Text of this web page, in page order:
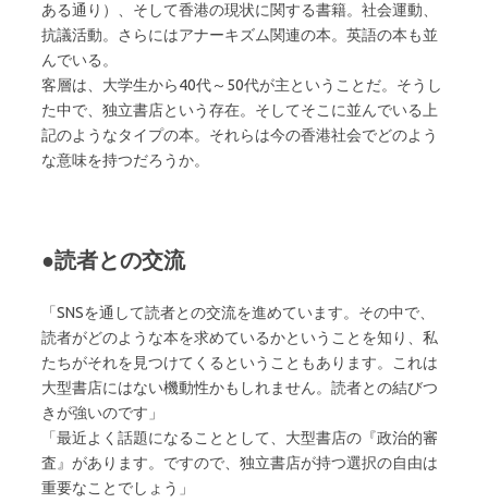
ある通り）、そして香港の現状に関する書籍。社会運動、
抗議活動。さらにはアナーキズム関連の本。英語の本も並
んでいる。
客層は、大学生から40代～50代が主ということだ。そうし
た中で、独立書店という存在。そしてそこに並んでいる上
記のようなタイプの本。それらは今の香港社会でどのよう
な意味を持つだろうか。
●読者との交流
「SNSを通して読者との交流を進めています。その中で、
読者がどのような本を求めているかということを知り、私
たちがそれを見つけてくるということもあります。これは
大型書店にはない機動性かもしれません。読者との結びつ
きが強いのです」
「最近よく話題になることとして、大型書店の『政治的審
査』があります。ですので、独立書店が持つ選択の自由は
重要なことでしょう」